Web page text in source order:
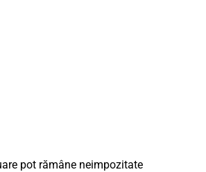
pot rămâne neimpozitate